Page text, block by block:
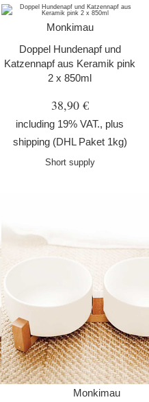
Monkimau
Doppel Hundenapf und
Katzennapf aus Keramik pink
2 x 850ml
38,90 €
including 19% VAT., plus
shipping (DHL Paket 1kg)
Short supply
Monkimau